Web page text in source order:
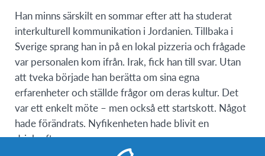
Han minns särskilt en sommar efter att ha studerat
interkulturell kommunikation i Jordanien. Tillbaka i
Sverige sprang han in på en lokal pizzeria och frågade
var personalen kom ifrån. Irak, fick han till svar. Utan
att tveka började han berätta om sina egna
erfarenheter och ställde frågor om deras kultur. Det
var ett enkelt möte – men också ett startskott. Något
hade förändrats. Nyfikenheten hade blivit en
drivkraft.